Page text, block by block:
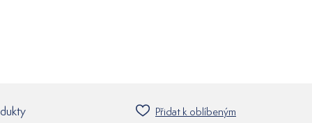
Přidat k oblíbeným